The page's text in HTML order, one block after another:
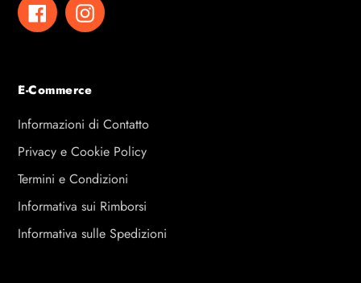
FacebookInstagram
E-Commerce
Informazioni di Contatto
Privacy e Cookie Policy
Termini e Condizioni
Informativa sui Rimborsi
Informativa sulle Spedizioni